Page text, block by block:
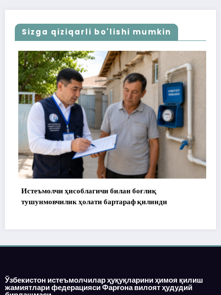
Sizga qiziqarli bo'lishi mumkin
билан боғлиқ
бартараф қилинди
172 миллион сўм
жамиятлари федерацияси Фарғона вилоят ҳудудий
бирлашмаси